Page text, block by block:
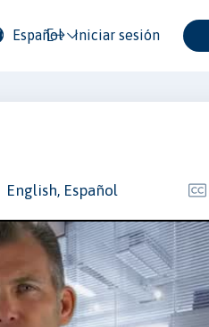
Español Iniciar sesión
English, Español